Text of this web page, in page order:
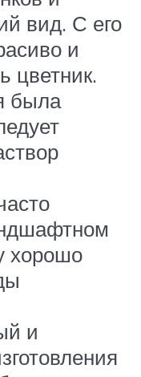
вид. С его
и
цветник.
была
хорошо
и